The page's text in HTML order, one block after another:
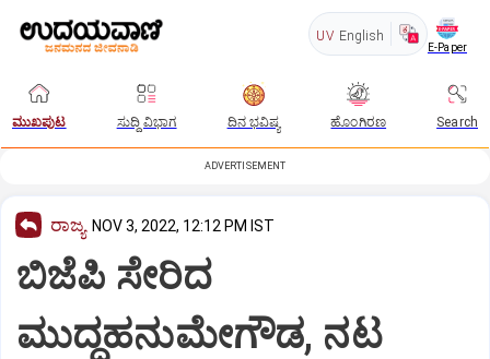
UV English
E-Paper
ಮುಖಪುಟ ಸುದ್ದಿ ವಿಭಾಗ ದಿನ ಭವಿಷ್ಯ ಹೊಂಗಿರಣ Search
ADVERTISEMENT
ರಾಜ್ಯ NOV 3, 2022, 12:12 PM IST
ಬಿಜೆಪಿ ಸೇರಿದ
ಮುದ್ದಹನುಮೇಗೌಡ, ನಟ